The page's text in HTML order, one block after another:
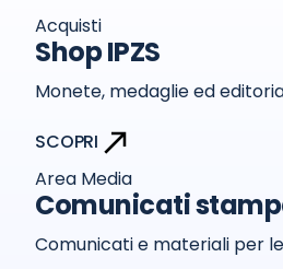
Acquisti
Shop IPZS
Monete, medaglie ed
SCOPRI
Area Media
Comunicati
Comunicati e materiali per